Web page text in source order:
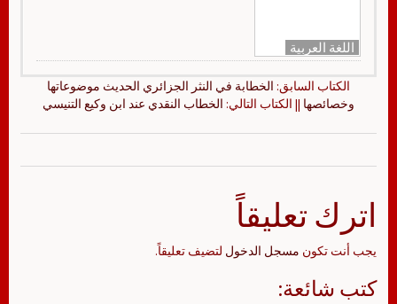
اللغة العربية
الكتاب السابق: الخطابة في النثر الجزائري الحديث موضوعاتها
وخصائصها || الكتاب التالي: الخطاب النقدي عند ابن وكيع التنيسي
اترك تعليقاً
يجب أنت تكون مسجل الدخول لتضيف تعليقاً.
كتب شائعة: